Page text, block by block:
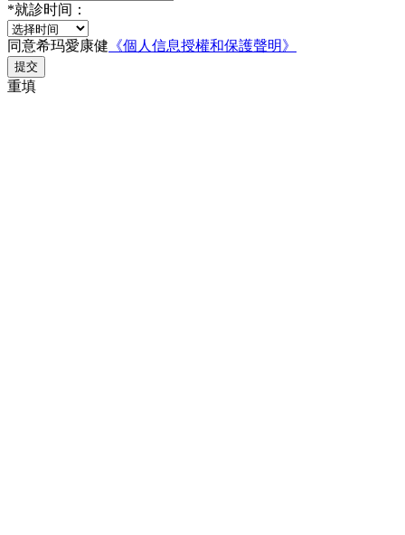
*就診时间：
同意希玛愛康健 《個人信息授權和保護聲明》
提交
重填